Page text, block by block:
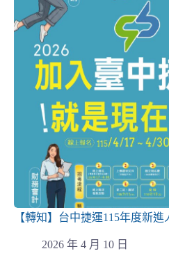
【轉知】台中捷運115年度新
2026 年 4 月 10 日